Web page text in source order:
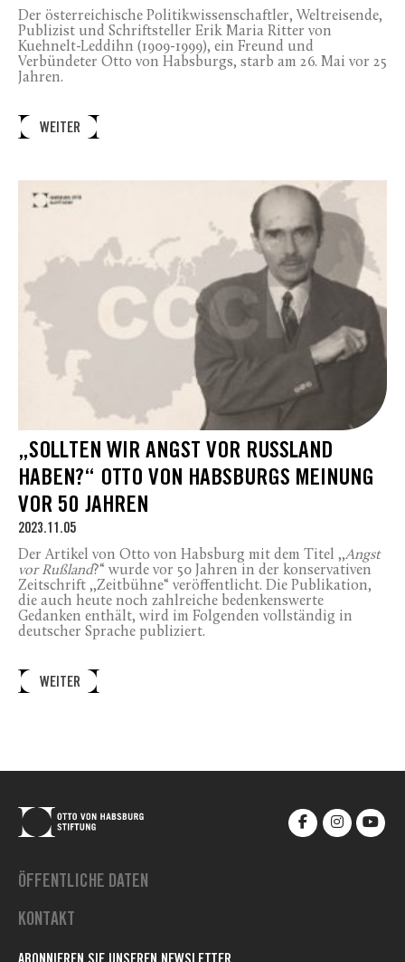
Der österreichische Politikwissenschaftler, Weltreisende,
Publizist und Schriftsteller Erik Maria Ritter von
Kuehnelt-Leddihn (1909-1999), ein Freund und
Verbündeter Otto von Habsburgs, starb am 26. Mai vor 25
Jahren.
WEITER
„SOLLTEN WIR ANGST VOR RUSSLAND
HABEN?“ OTTO VON HABSBURGS MEINUNG
VOR 50 JAHREN
2023.11.05
Der Artikel von Otto von Habsburg mit dem Titel ,,Angst
vor Rußland?“ wurde vor 50 Jahren in der konservativen
Zeitschrift ,,Zeitbühne“ veröffentlicht. Die Publikation,
die auch heute noch zahlreiche bedenkenswerte
Gedanken enthält, wird im Folgenden vollständig in
deutscher Sprache publiziert.
WEITER
ÖFFENTLICHE DATEN
KONTAKT